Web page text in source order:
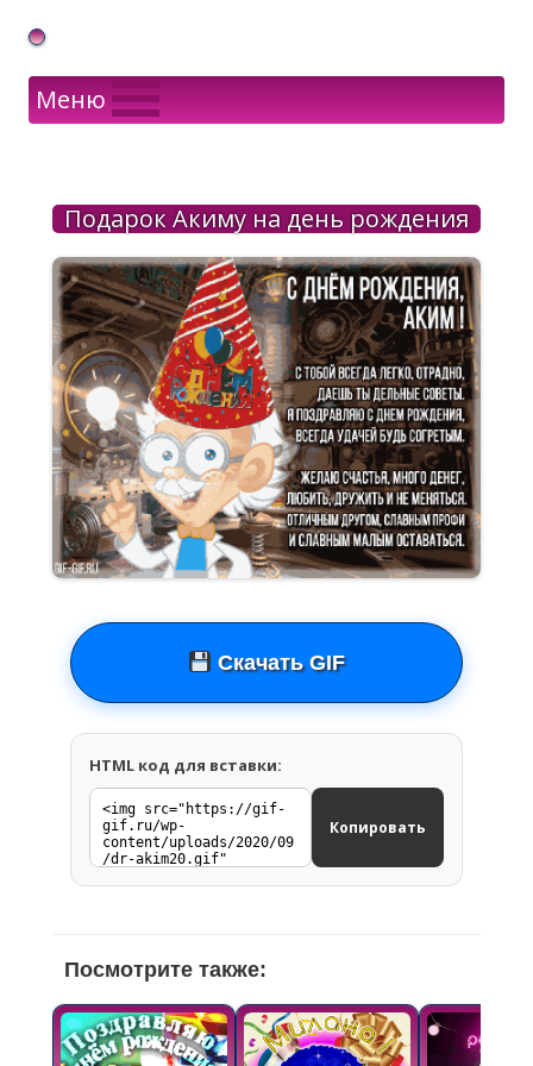
Gif Открытки в подарок
Меню
Подарок Акиму на день рождения
Скачать GIF
HTML код для вставки:
Копировать
Посмотрите также: